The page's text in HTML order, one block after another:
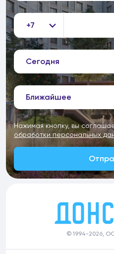
+7
Сегодня
Ближайшее
Нажимая кнопку, вы
обработки персональных
© 1994-2026,